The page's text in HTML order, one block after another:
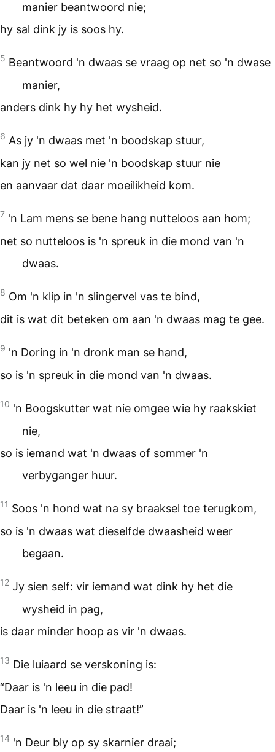
manier beantwoord nie;
hy sal dink jy is soos hy.
5 Beantwoord 'n dwaas se vraag op net so 'n dwase
manier,
anders dink hy hy het wysheid.
6 As jy 'n dwaas met 'n boodskap stuur,
kan jy net so wel nie 'n boodskap stuur nie
en aanvaar dat daar moeilikheid kom.
7 'n Lam mens se bene hang nutteloos aan hom;
net so nutteloos is 'n spreuk in die mond van 'n
dwaas.
8 Om 'n klip in 'n slingervel vas te bind,
dit is wat dit beteken om aan 'n dwaas mag te gee.
9 'n Doring in 'n dronk man se hand,
so is 'n spreuk in die mond van 'n dwaas.
10 'n Boogskutter wat nie omgee wie hy raakskiet
nie,
so is iemand wat 'n dwaas of sommer 'n
verbyganger huur.
11 Soos 'n hond wat na sy braaksel toe terugkom,
so is 'n dwaas wat dieselfde dwaasheid weer
begaan.
12 Jy sien self: vir iemand wat dink hy het die
wysheid in pag,
is daar minder hoop as vir 'n dwaas.
13 Die luiaard se verskoning is:
“Daar is 'n leeu in die pad!
Daar is 'n leeu in die straat!”
14 'n Deur bly op sy skarnier draai;